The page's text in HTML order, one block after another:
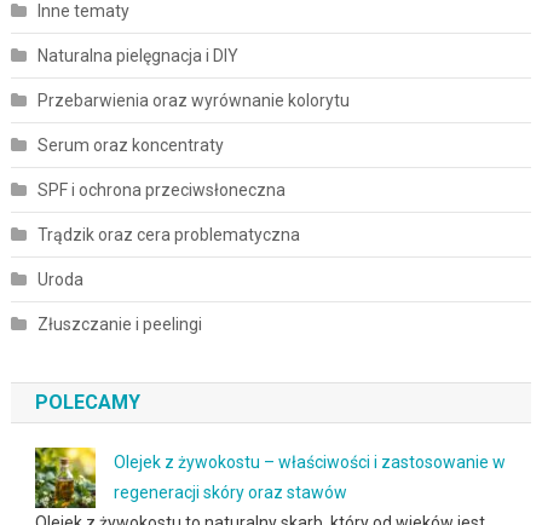
Inne tematy
Naturalna pielęgnacja i DIY
Przebarwienia oraz wyrównanie kolorytu
Serum oraz koncentraty
SPF i ochrona przeciwsłoneczna
Trądzik oraz cera problematyczna
Uroda
Złuszczanie i peelingi
POLECAMY
Olejek z żywokostu – właściwości i zastosowanie w
regeneracji skóry oraz stawów